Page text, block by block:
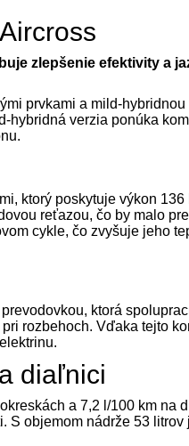
zlepšenie efektivity a
prvkami a mild-
verzia ponúka
ktorý poskytuje výkon
reťazou, čo by malo
cykle, čo zvyšuje jeho
ktorá
rozbehoch. Vďaka tejto
diaľnici
a 7,2 l/100 km na
objemom nádrže 53